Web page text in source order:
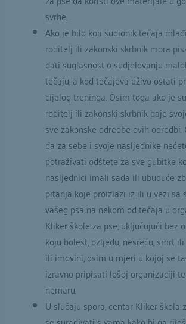
svrhe.
Ako je bilo koji sudionik tečaja
roditelj ili zakonski skrbnik mora
dati suglasnost o sudjelovanju
tečaju, a kod tečajeva uživo ostati
cijelog treninga. Osim toga ako je
roditelj ili zakonski skrbnik daje
sve zakonske odredbe ovih
da za sebe i svoje nasljednike
potraživati odštete za sve gubitke
nasljednici imali sada ili ubuduće
pitanja koje proizlazi iz ili u vezi sa
vašeg psa na nekom od tečaja u
Kliker škole za pse, uključujući bez
koju bolest, ozljedu, nesreću, smrt
ili imovini, osim u mjeri u kojoj se
izravno pripisati lošoj organizaciji
nemaru.
U slučaju spora, centar Kliker škola